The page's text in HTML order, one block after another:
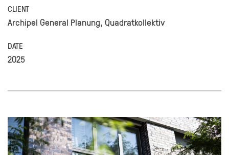
CLIENT
Archipel General Planung, Quadratkollektiv
DATE
2025